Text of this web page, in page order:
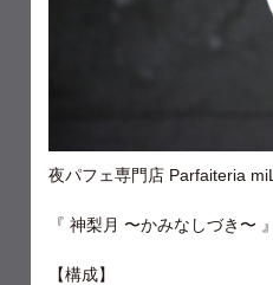
夜パフェ専門店 Parfaiteria miL
『 神梨月 〜かみなしづき〜 』
【構成】